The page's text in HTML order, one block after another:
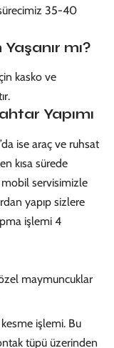
35-40
mı?
kasko ve
Yapımı
ise araç ve ruhsat
kısa sürede
mobil servisimizle
yapıp sizlere
işlemi 4
özel maymuncuklar
işlemi. Bu
tüpü üzerinden